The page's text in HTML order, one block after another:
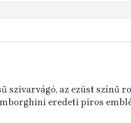
szivarvágó, az ezüst színű
eredeti piros